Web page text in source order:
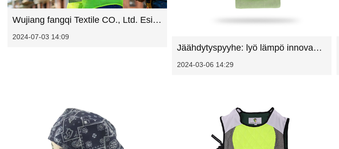
Wujiang fangqi Textile CO., Ltd. Esittelee vahvuutta Thaimaan kansainvälisessä näyttelyssä henkilökohtaisista suojavarusteista
2024-07-03 14:09
Jäähdytyspyyhe: lyö lämpö innovaatiolla ja mukavuudella
2024-03-06 14:29